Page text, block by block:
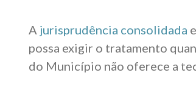
A jurisprudência consolidada
possa exigir o tratamento
do Município não oferece a